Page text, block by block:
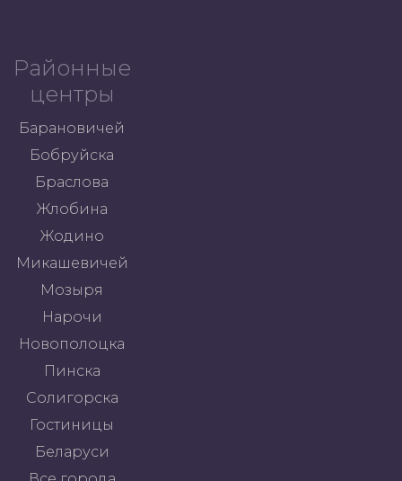
Районные
центры
Барановичей
Бобруйска
Браслова
Жлобина
Жодино
Микашевичей
Мозыря
Нарочи
Новополоцка
Пинска
Солигорска
Гостиницы
Беларуси